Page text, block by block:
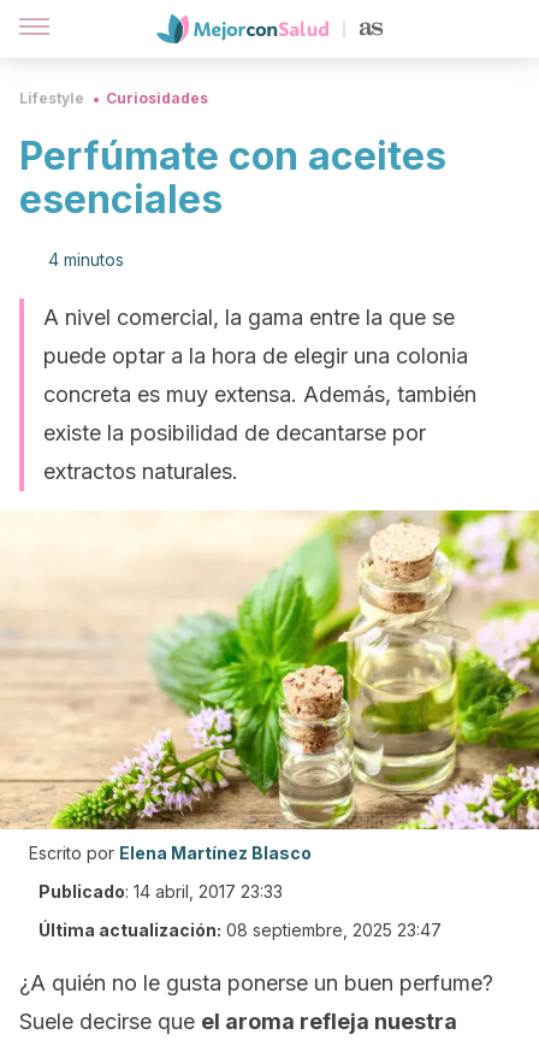
Lifestyle Curiosidades
Perfúmate con aceites
esenciales
4 minutos
A nivel comercial, la gama entre la que se
puede optar a la hora de elegir una colonia
concreta es muy extensa. Además, también
existe la posibilidad de decantarse por
extractos naturales.
Escrito por Elena Martínez Blasco
Publicado: 14 abril, 2017 23:33
Última actualización: 08 septiembre, 2025 23:47
¿A quién no le gusta ponerse un buen perfume?
Suele decirse que el aroma refleja nuestra